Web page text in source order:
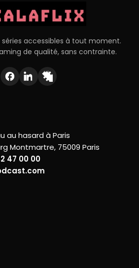
accessibles à tout moment.
de qualité, sans contrainte.
au hasard à Paris
Montmartre, 75009 Paris
47 00 00